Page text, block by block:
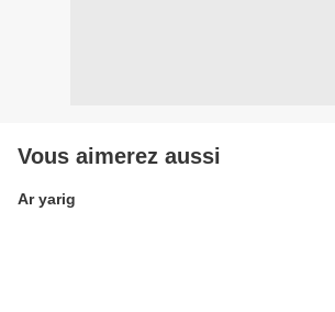
Vous aimerez aussi
Ar yarig